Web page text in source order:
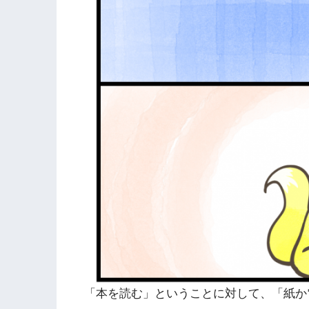
「本を読む」ということに対して、「紙